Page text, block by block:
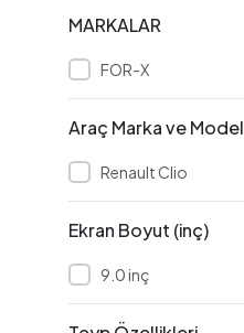
Audi
Dacia
Fiat
Ford
Honda
Hyundai
Kia
MARKALAR
FOR-X
Araç Marka ve Model
Renault Clio
Ekran Boyut (inç)
9.0 inç